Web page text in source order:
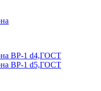
ВР-1 d4,ГОСТ
ВР-1 d5,ГОСТ